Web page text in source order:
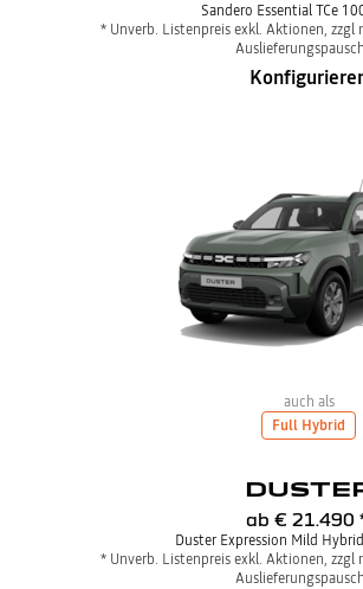
Sandero Essential TCe
* Unverb. Listenpreis exkl. Aktionen, zzgl
auch als
Full Hybrid
ab€ 21.490
Duster Expression Mild
* Unverb. Listenpreis exkl. Aktionen, zzgl